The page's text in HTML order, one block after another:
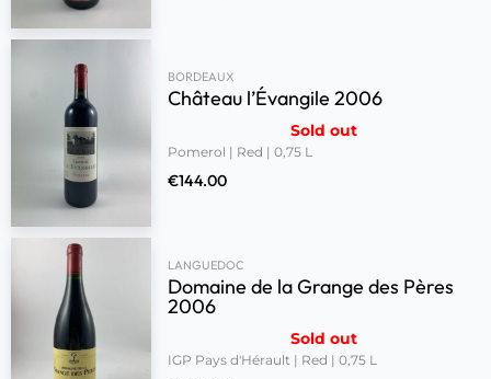
BORDEAUX
Château l’Évangile 2006
Sold out
Pomerol | Red | 0,75 L
€144.00
LANGUEDOC
Domaine de la Grange des Pères
2006
Sold out
IGP Pays d'Hérault | Red | 0,75 L